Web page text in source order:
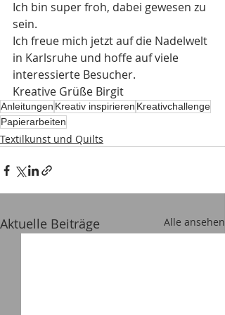
Ich bin super froh, dabei gewesen zu
sein.
Ich freue mich jetzt auf die Nadelwelt
in Karlsruhe und hoffe auf viele
interessierte Besucher.
Kreative Grüße Birgit
Anleitungen Kreativ inspirieren Kreativchallenge
Papierarbeiten
Textilkunst und Quilts
Aktuelle Beiträge Alle ansehen